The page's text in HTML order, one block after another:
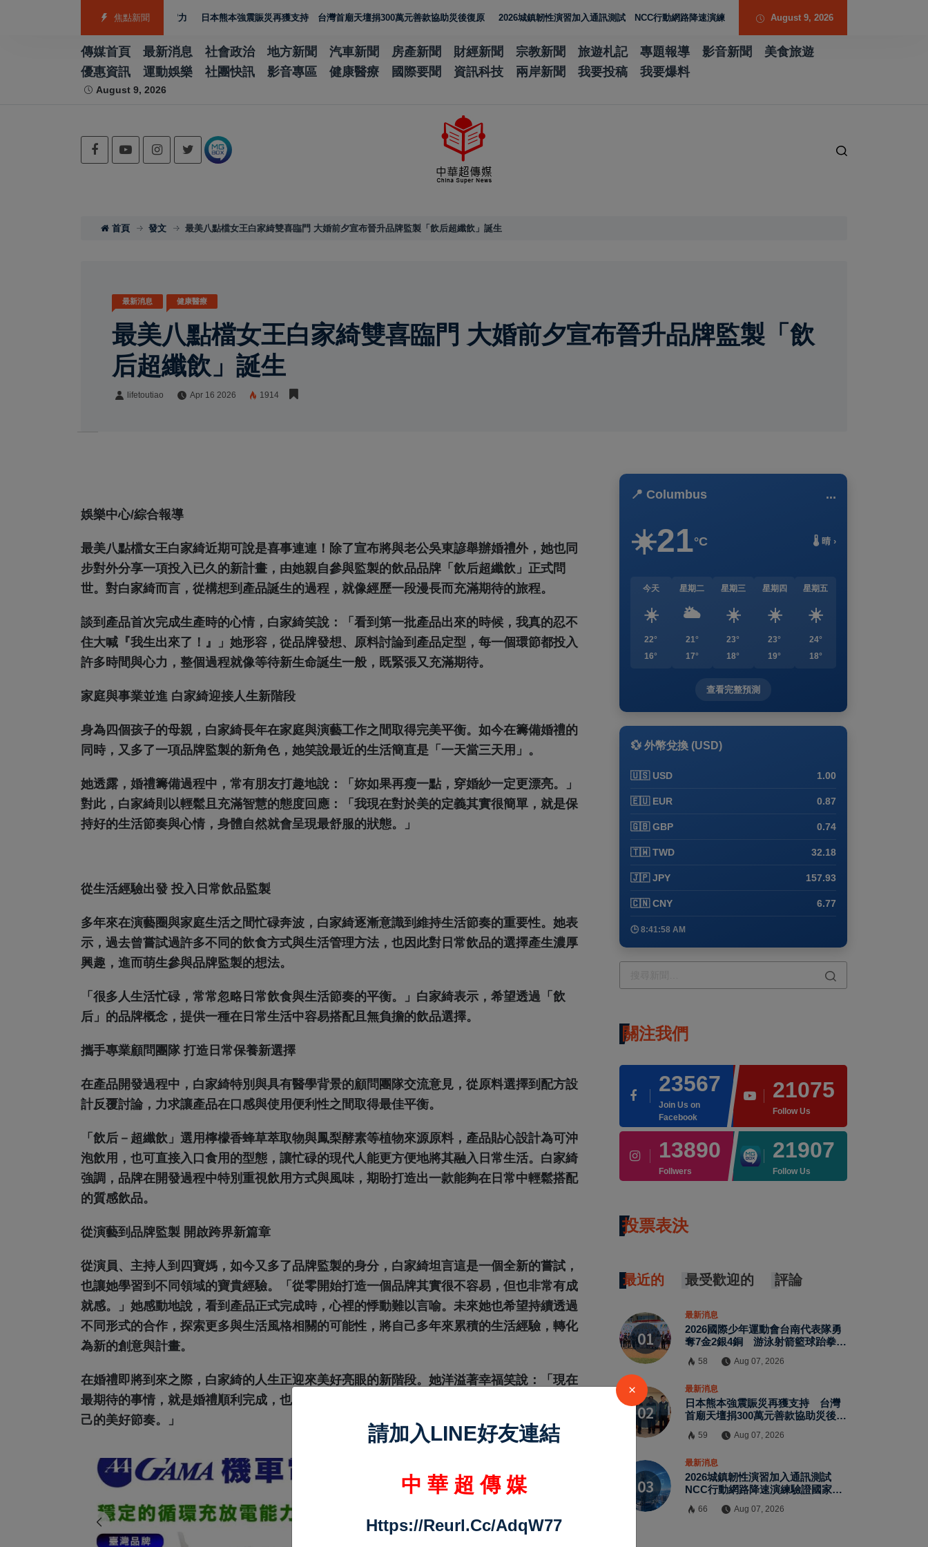
焦點新聞
射箭籃球跆拳道展現青年競技實力 日本熊本強震賑災再獲支持 台灣首廟天壇捐300萬元善款協助災後復原 2026城鎮韌性演習加入通訊測試 NCC行動網路降速演練驗證國家通訊防護能力 台南水土保持服務團提升專業能
August 9, 2026
傳媒首頁 最新消息 社會政治 地方新聞 汽車新聞 房產新聞 財經新聞 宗教新聞 旅遊札記 專題報導 影音新聞
美食旅遊
優惠資訊
運動娛樂 社團快訊 影音專區 健康醫療 國際要聞 資訊科技 兩岸新聞 我要投稿 我要爆料
August 9, 2026
首頁 發文 最美八點檔女王白家綺雙喜臨門 大婚前夕宣布晉升品牌監製「飲后超纖飲」誕生
最新消息 健康醫療
最美八點檔女王白家綺雙喜臨門 大婚前夕宣布晉升品牌監製「飲
后超纖飲」誕生
lifetoutiao Apr 16 2026 1914
娛樂中心/綜合報導
最美八點檔女王白家綺近期可說是喜事連連！除了宣布將與老公吳東諺舉辦婚禮外，她也同
步對外分享一項投入已久的新計畫，由她親自參與監製的飲品品牌「飲后超纖飲」正式問
世。對白家綺而言，從構想到產品誕生的過程，就像經歷一段漫長而充滿期待的旅程。
談到產品首次完成生產時的心情，白家綺笑說：「看到第一批產品出來的時候，我真的忍不
住大喊『我生出來了！』」她形容，從品牌發想、原料討論到產品定型，每一個環節都投入
許多時間與心力，整個過程就像等待新生命誕生一般，既緊張又充滿期待。
家庭與事業並進 白家綺迎接人生新階段
身為四個孩子的母親，白家綺長年在家庭與演藝工作之間取得完美平衡。如今在籌備婚禮的
同時，又多了一項品牌監製的新角色，她笑說最近的生活簡直是「一天當三天用」。
她透露，婚禮籌備過程中，常有朋友打趣地說：「妳如果再瘦一點，穿婚紗一定更漂亮。」
對此，白家綺則以輕鬆且充滿智慧的態度回應：「我現在對於美的定義其實很簡單，就是保
持好的生活節奏與心情，身體自然就會呈現最舒服的狀態。」
從生活經驗出發 投入日常飲品監製
多年來在演藝圈與家庭生活之間忙碌奔波，白家綺逐漸意識到維持生活節奏的重要性。她表
示，過去曾嘗試過許多不同的飲食方式與生活管理方法，也因此對日常飲品的選擇產生濃厚
興趣，進而萌生參與品牌監製的想法。
「很多人生活忙碌，常常忽略日常飲食與生活節奏的平衡。」白家綺表示，希望透過「飲
后」的品牌概念，提供一種在日常生活中容易搭配且無負擔的飲品選擇。
攜手專業顧問團隊 打造日常保養新選擇
在產品開發過程中，白家綺特別與具有醫學背景的顧問團隊交流意見，從原料選擇到配方設
計反覆討論，力求讓產品在口感與使用便利性之間取得最佳平衡。
「飲后－超纖飲」選用檸檬香蜂草萃取物與鳳梨酵素等植物來源原料，產品貼心設計為可沖
泡飲用，也可直接入口食用的型態，讓忙碌的現代人能更方便地將其融入日常生活。白家綺
強調，品牌在開發過程中特別重視飲用方式與風味，期盼打造出一款能夠在日常中輕鬆搭配
的質感飲品。
從演藝到品牌監製 開啟跨界新篇章
從演員、主持人到四寶媽，如今又多了品牌監製的身分，白家綺坦言這是一個全新的嘗試，
也讓她學習到不同領域的寶貴經驗。「從零開始打造一個品牌其實很不容易，但也非常有成
就感。」她感動地說，看到產品正式完成時，心裡的悸動難以言喻。未來她也希望持續透過
不同形式的合作，探索更多與生活風格相關的可能性，將自己多年來累積的生活經驗，轉化
為新的創意與計畫。
在婚禮即將到來之際，白家綺的人生正迎來美好亮眼的新階段。她洋溢著幸福笑說：「現在
最期待的事情，就是婚禮順利完成，也希望這個品牌能陪伴大家在日常生活中，找到屬於自
己的美好節奏。」
📍 Columbus ...
☀️21°C 🌡️ 晴 ›
今天
☀️
22°
16°
星期二
🌥️
21°
17°
星期三
☀️
23°
18°
星期四
☀️
23°
19°
星期五
☀️
24°
18°
查看完整預測
💱 外幣兌換 (USD)
🇺🇸 USD 1.00
🇪🇺 EUR 0.87
🇬🇧 GBP 0.74
🇹🇼 TWD 32.18
🇯🇵 JPY 157.93
🇨🇳 CNY 6.77
🕒 8:41:58 AM
關注我們
23567
Join Us on
Facebook
21075
Follow Us
13890
Follwers
21907
Follow Us
投票表決
最近的 最受歡迎的 評論
最新消息
2026國際少年運動會台南代表隊勇
奪7金2銀4銅 游泳射箭籃球跆拳道
58 Aug 07, 2026
最新消息
日本熊本強震賑災再獲支持 台灣
首廟天壇捐300萬元善款協助災後復
59 Aug 07, 2026
最新消息
2026城鎮韌性演習加入通訊測試
NCC行動網路降速演練驗證國家通
66 Aug 07, 2026
×
請加入LINE好友連結
中 華 超 傳 媒
Https://reurl.cc/adqW77